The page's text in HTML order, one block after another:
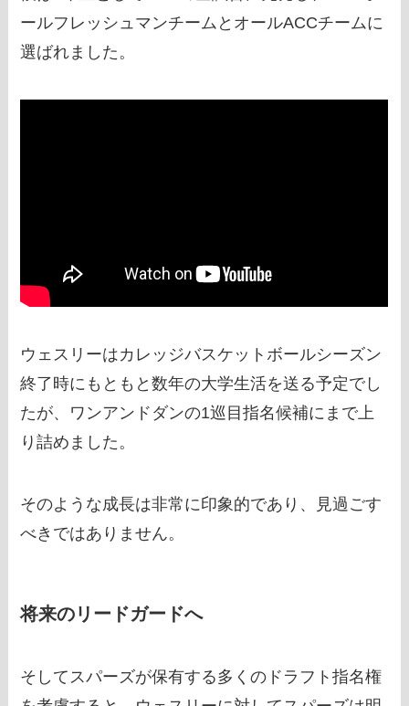
ールフレッシュマンチームとオールACCチームに
選ばれました。
ウェスリーはカレッジバスケットボールシーズン
終了時にもともと数年の大学生活を送る予定でし
たが、ワンアンドダンの1巡目指名候補にまで上
り詰めました。
そのような成長は非常に印象的であり、見過ごす
べきではありません。
将来のリードガードへ
そしてスパーズが保有する多くのドラフト指名権